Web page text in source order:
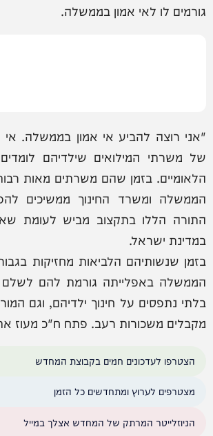
גורמים לו לאי אמון בממשלה.
"אני רוצה להביע אי אמון בממשלה. אי
של משרתי המילואים שילדיהם
הלאומיים. בזמן שהם משרתים מאות
הממשלה ומשרד החינוך ממשיכים
התורה הללו בתקצוב מביש לעומת
במדינת ישראל.
בזמן שנשותיהם הלביאות מחזיקות
הממשלה באפלייתה גורמת להם לשלם
בלתי נתפסים על חינוך ילדיהם, וגם
מקבלים משכורות רעב. פתח ח"כ מעוז
הצטרפו לעדכונים חמים בקבוצת המחדש
מצטרפים לערוץ ומתחדשים כל הזמן
הניוזלייטר המרתק של המחדש אצלך במייל